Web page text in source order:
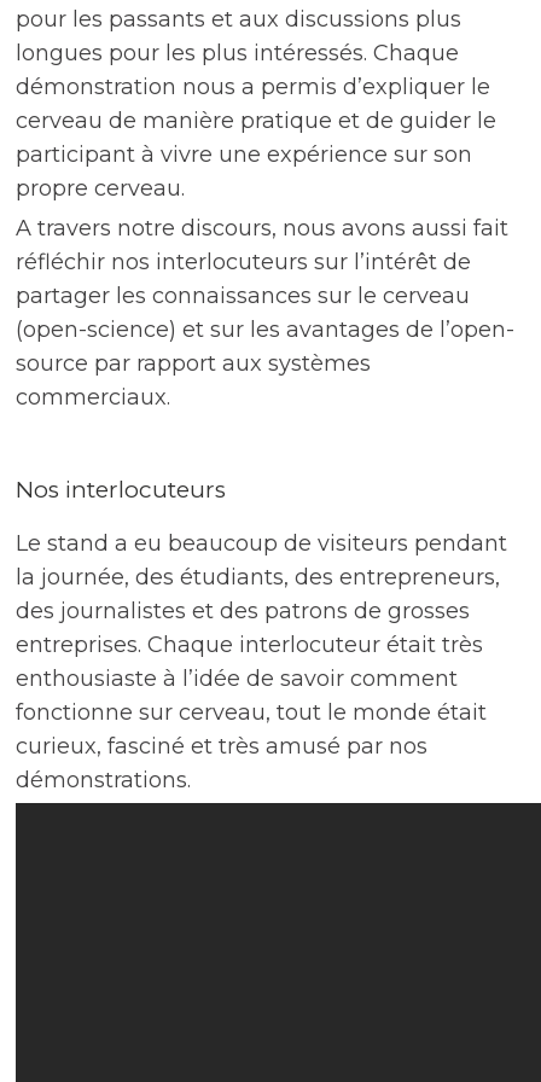
pour les passants et aux discussions plus
longues pour les plus intéressés. Chaque
démonstration nous a permis d’expliquer le
cerveau de manière pratique et de guider le
participant à vivre une expérience sur son
propre cerveau.
A travers notre discours, nous avons aussi fait
réfléchir nos interlocuteurs sur l’intérêt de
partager les connaissances sur le cerveau
(open-science) et sur les avantages de l’open-
source par rapport aux systèmes
commerciaux.
Nos interlocuteurs
Le stand a eu beaucoup de visiteurs pendant
la journée, des étudiants, des entrepreneurs,
des journalistes et des patrons de grosses
entreprises. Chaque interlocuteur était très
enthousiaste à l’idée de savoir comment
fonctionne sur cerveau, tout le monde était
curieux, fasciné et très amusé par nos
démonstrations.